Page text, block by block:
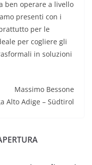
ben operare a livello
presenti con i
per le
per cogliere gli
in soluzioni
Massimo Bessone
Alto Adige – Südtirol